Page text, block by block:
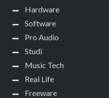
Hardware
Software
Pro Audio
Studi
Music Tech
Real Life
Freeware